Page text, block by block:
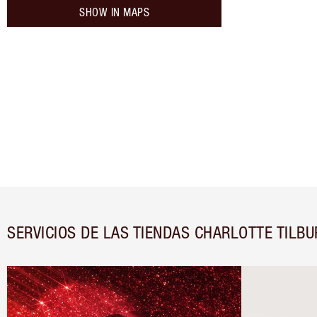
SHOW IN MAPS
SERVICIOS DE LAS TIENDAS CHARLOTTE